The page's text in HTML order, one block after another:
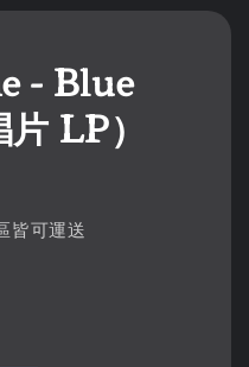
- Blue
LP）
皆可運送